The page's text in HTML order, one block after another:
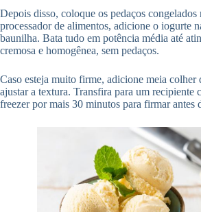
Depois disso, coloque os pedaços
processador de alimentos, adicione o iogurte
baunilha. Bata tudo em potência média até
cremosa e homogênea, sem pedaços.
Caso esteja muito firme, adicione meia colher
ajustar a textura. Transfira para um recipiente
freezer por mais 30 minutos para firmar antes